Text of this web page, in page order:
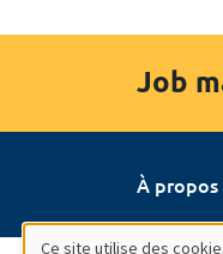
Job
À propos
Ce site utilise des